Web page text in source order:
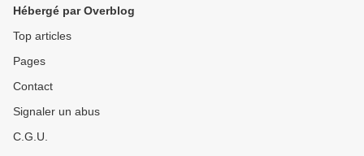
Hébergé par Overblog
Top articles
Pages
Contact
Signaler un abus
C.G.U.